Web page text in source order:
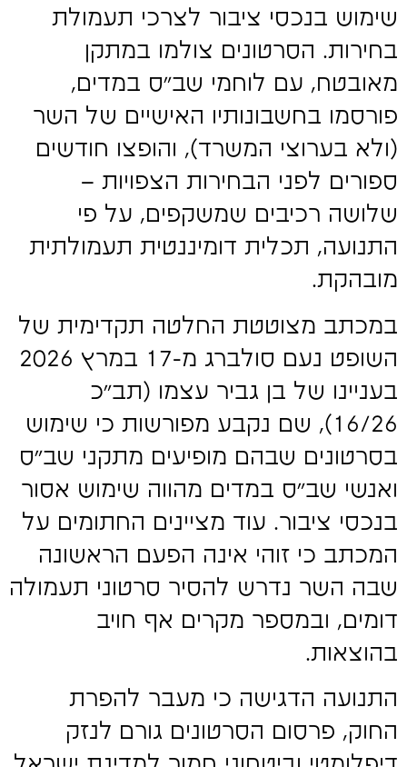
שימוש בנכסי ציבור לצרכי תעמולת
בחירות. הסרטונים צולמו במתקן
מאובטח, עם לוחמי שב"ס במדים,
פורסמו בחשבונותיו האישיים של השר
(ולא בערוצי המשרד), והופצו חודשים
ספורים לפני הבחירות הצפויות –
שלושה רכיבים שמשקפים, על פי
התנועה, תכלית דומיננטית תעמולתית
מובהקת.
במכתב מצוטטת החלטה תקדימית של
השופט נעם סולברג מ-17 במרץ 2026
בעניינו של בן גביר עצמו (תב"כ
16/26), שם נקבע מפורשות כי שימוש
בסרטונים שבהם מופיעים מתקני שב"ס
ואנשי שב"ס במדים מהווה שימוש אסור
בנכסי ציבור. עוד מציינים החתומים על
המכתב כי זוהי אינה הפעם הראשונה
שבה השר נדרש להסיר סרטוני תעמולה
דומים, ובמספר מקרים אף חויב
בהוצאות.
התנועה הדגישה כי מעבר להפרת
החוק, פרסום הסרטונים גורם לנזק